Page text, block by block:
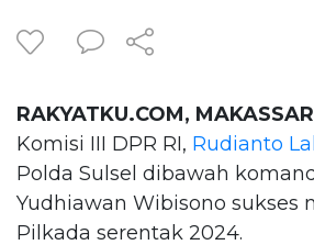
RAKYATKU.COM, MAKASSAR
Komisi III DPR RI, Rudianto
Polda Sulsel dibawah
Yudhiawan Wibisono sukses
Pilkada serentak 2024.